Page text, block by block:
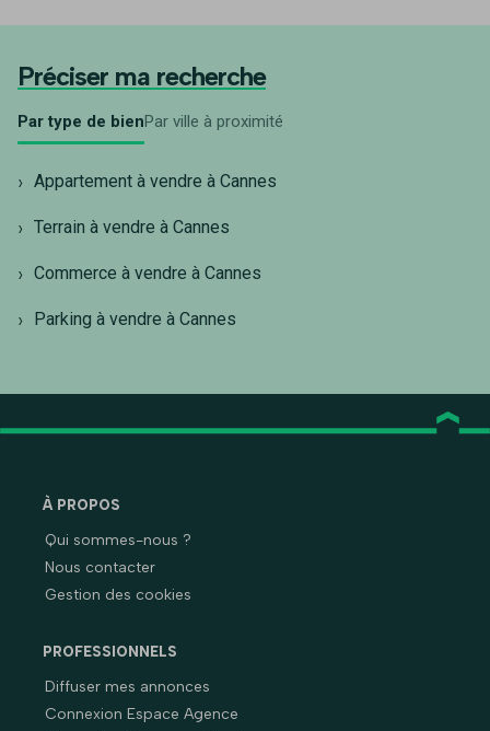
Préciser ma recherche
Par type de bienPar ville à proximité
Appartement à vendre à Cannes
Terrain à vendre à Cannes
Commerce à vendre à Cannes
Parking à vendre à Cannes
À PROPOS
Qui sommes-nous ?
Nous contacter
Gestion des cookies
PROFESSIONNELS
Diffuser mes annonces
Connexion Espace Agence